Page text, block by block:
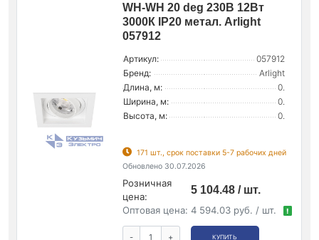
WH-WH 20 deg 230В 12Вт
3000К IP20 метал. Arlight
057912
Артикул:
057912
Бренд:
Arlight
Длина, м:
0.
Ширина, м:
0.
Высота, м:
0.
171 шт., срок поставки 5-7 рабочих дней
Обновлено 30.07.2026
Розничная
цена:
5 104.48 / шт.
Оптовая цена: 4 594.03 руб. / шт. !
- + КУПИТЬ